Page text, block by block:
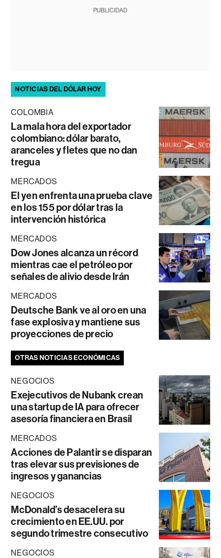
PUBLICIDAD
NOTICIAS DEL DÓLAR HOY
COLOMBIA
La mala hora del exportador
colombiano: dólar barato,
aranceles y fletes que no dan
tregua
MERCADOS
El yen enfrenta una prueba clave
en los 155 por dólar tras la
intervención histórica
MERCADOS
Dow Jones alcanza un récord
mientras cae el petróleo por
señales de alivio desde Irán
MERCADOS
Deutsche Bank ve al oro en una
fase explosiva y mantiene sus
proyecciones de precio
OTRAS NOTICIAS ECONÓMICAS
NEGOCIOS
Exejecutivos de Nubank crean
una startup de IA para ofrecer
asesoría financiera en Brasil
MERCADOS
Acciones de Palantir se disparan
tras elevar sus previsiones de
ingresos y ganancias
NEGOCIOS
McDonald’s desacelera su
crecimiento en EE.UU. por
segundo trimestre consecutivo
NEGOCIOS